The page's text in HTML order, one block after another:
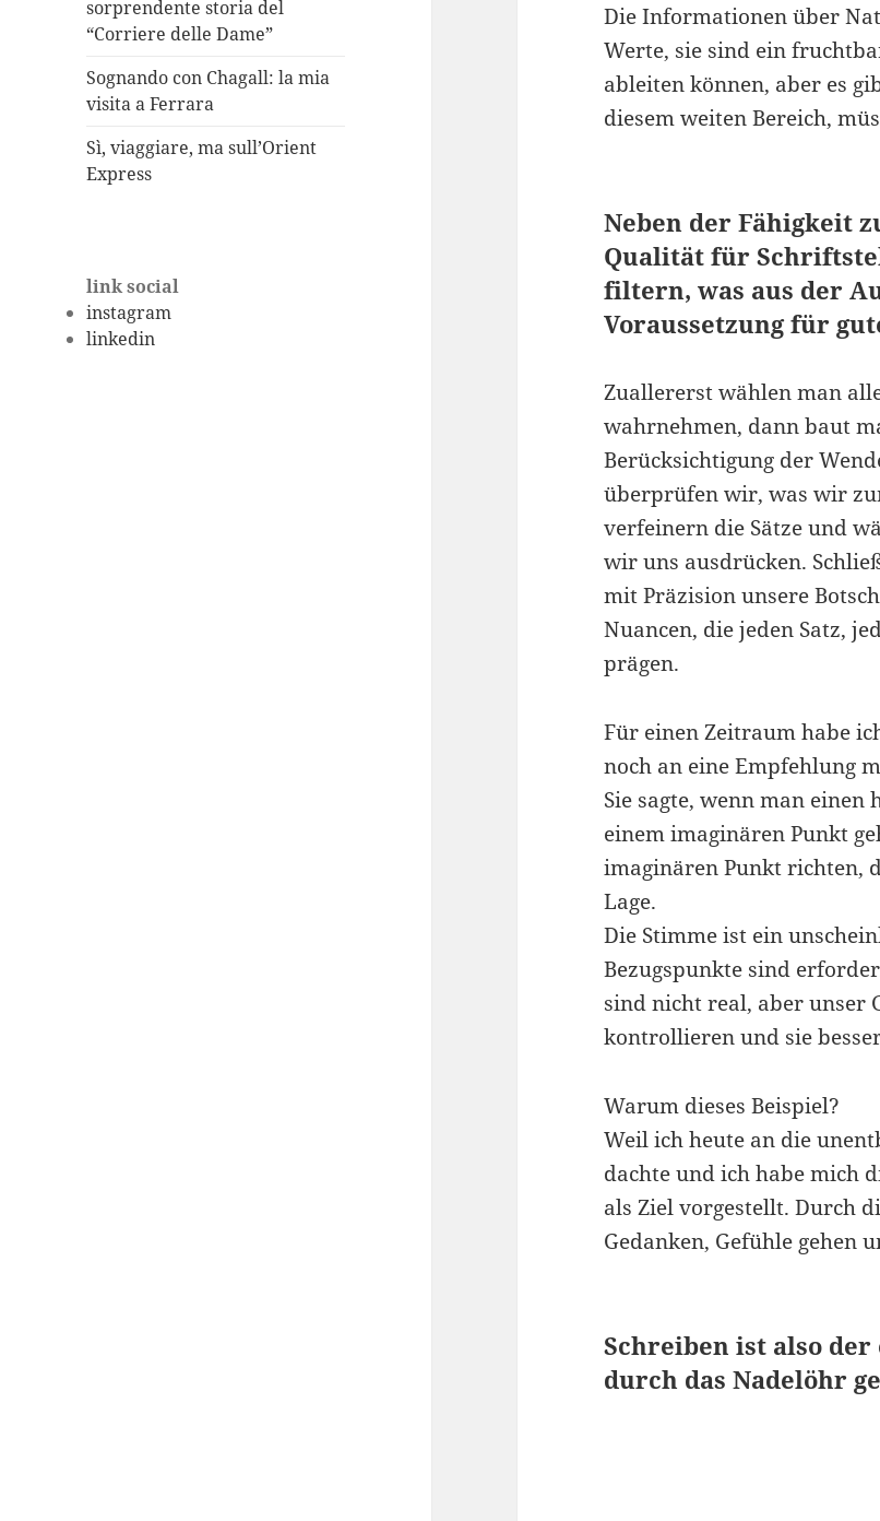
sorprendente storia del
“Corriere delle Dame”
Sognando con Chagall: la mia
visita a Ferrara
Sì, viaggiare, ma sull’Orient
Express
link social
instagram
linkedin
Die Informationen über
Werte, sie sind ein
ableiten können, aber es
diesem weiten Bereich,
Neben der Fähigkeit
Qualität für
filtern, was aus der
Voraussetzung für
Zuallererst wählen man
wahrnehmen, dann baut
Berücksichtigung der
überprüfen wir, was wir
verfeinern die Sätze und
wir uns ausdrücken.
mit Präzision unsere
Nuancen, die jeden Satz,
prägen.
Für einen Zeitraum habe
noch an eine Empfehlung
Sie sagte, wenn man
einem imaginären Punkt
imaginären Punkt richten,
Lage.
Die Stimme ist ein
Bezugspunkte sind
sind nicht real, aber unser
kontrollieren und sie
Warum dieses Beispiel?
Weil ich heute an die
dachte und ich habe mich
als Ziel vorgestellt. Durch
Gedanken, Gefühle gehen
Schreiben ist also
durch das Nadelöhr